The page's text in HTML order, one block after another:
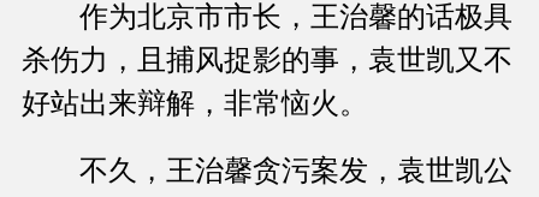
作为北京市市长，王治馨的话极具
杀伤力，且捕风捉影的事，袁世凯又不
好站出来辩解，非常恼火。
不久，王治馨贪污案发，袁世凯公